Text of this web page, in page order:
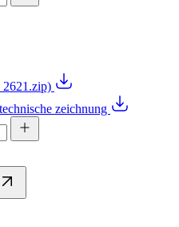
2621.zip)
zeichnung